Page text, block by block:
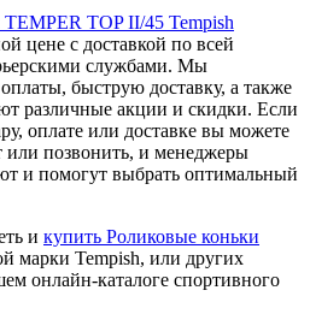
TOP II/45 Tempish
цене с доставкой по всей
службами. Мы
быструю доставку, а также
различные акции и скидки. Если
оплате или доставке вы можете
или позвонить, и менеджеры
и помогут выбрать оптимальный
и купить Роликовые коньки
марки Tempish, или других
онлайн-каталоге спортивного